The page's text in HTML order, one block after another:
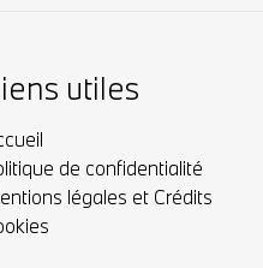
utiles
de confidentialité
légales et Crédits